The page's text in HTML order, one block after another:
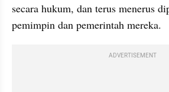
secara hukum, dan terus menerus
pemimpin dan pemerintah mereka.
ADVERTISEMENT